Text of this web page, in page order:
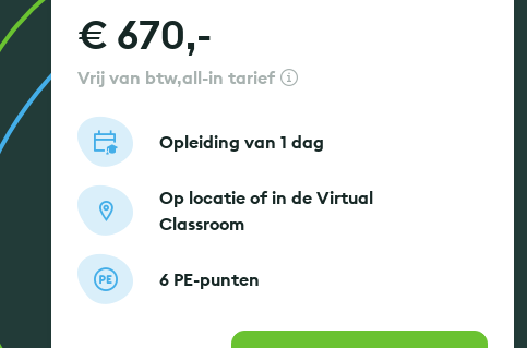
€ 670,-
vrij van btw all-in tarief
Opleiding van 1 dag
Op locatie of in de Virtual
Classroom
6 PE-punten